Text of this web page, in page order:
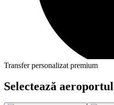
Transfer personalizat premium
Selectează aeroportul